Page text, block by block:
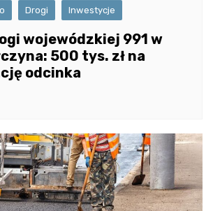
Drogi Inwestycje
wojewódzkiej 991 w
500 tys. zł na
odcinka